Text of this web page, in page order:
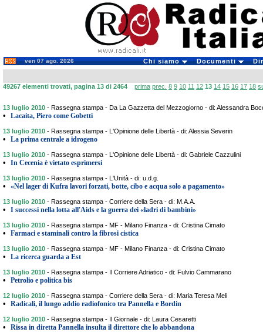
ven 07 ago. 2026 Chi siamo Documenti
49267 elementi trovati, pagina 13 di 2464 prima prec. 8 9 10 11 12 13 14 15 16 17 18
13 luglio 2010 - Rassegna stampa - Da La Gazzetta del Mezzogiorno - di: Alessandra
• Lacaita, Piero come Gobetti
13 luglio 2010 - Rassegna stampa - L'Opinione delle Libertà - di: Alessia Severin
• La prima centrale a idrogeno
13 luglio 2010 - Rassegna stampa - L'Opinione delle Libertà - di: Gabriele Cazzulini
• In Cecenia è vietato esprimersi
13 luglio 2010 - Rassegna stampa - L'Unità - di: u.d.g.
• «Nel lager di Kufra lavori forzati, botte, cibo e acqua solo a pagamento»
13 luglio 2010 - Rassegna stampa - Corriere della Sera - di: M.A.A.
• I successi nella lotta all'Aids e la guerra dei «ladri di bambini»
13 luglio 2010 - Rassegna stampa - MF - Milano Finanza - di: Cristina Cimato
• Farmaci e staminali contro la fibrosi cistica
13 luglio 2010 - Rassegna stampa - MF - Milano Finanza - di: Cristina Cimato
• La ricerca guarda a Est
13 luglio 2010 - Rassegna stampa - Il Corriere Adriatico - di: Fulvio Cammarano
• Petrolio e politica bis
12 luglio 2010 - Rassegna stampa - Corriere della Sera - di: Maria Teresa Meli
• Radicali, il lungo addio radiofonico tra Pannella e Bordin
12 luglio 2010 - Rassegna stampa - Il Giornale - di: Laura Cesaretti
• Rissa in diretta Pannella insulta il direttore che lo abbandona